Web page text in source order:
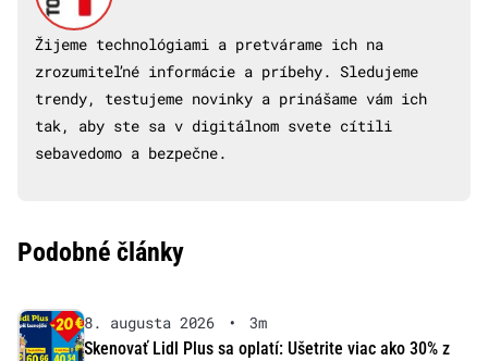
Žijeme technológiami a pretvárame ich na
zrozumiteľné informácie a príbehy. Sledujeme
trendy, testujeme novinky a prinášame vám ich
tak, aby ste sa v digitálnom svete cítili
sebavedomo a bezpečne.
Podobné články
8. augusta 2026 •
3m
Skenovať Lidl Plus sa oplatí: Ušetrite viac ako 30% z